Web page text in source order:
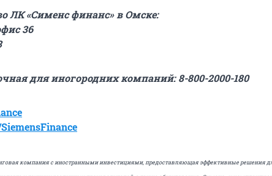
ЛК «Сименс финанс» в Омске:
36
дляиногородних компаний: 8-800-2000-180
SiemensFinance
компания с иностранными инвестициями, предоставляющая эффективные решения